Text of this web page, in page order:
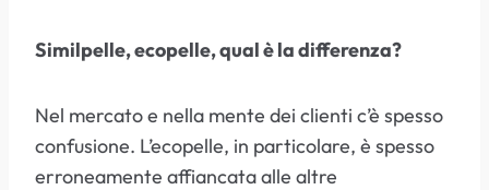
Similpelle, ecopelle, qual è la differenza?
Nel mercato e nella mente dei clienti c’è spesso
confusione. L’ecopelle, in particolare, è spesso
erroneamente affiancata alle altre